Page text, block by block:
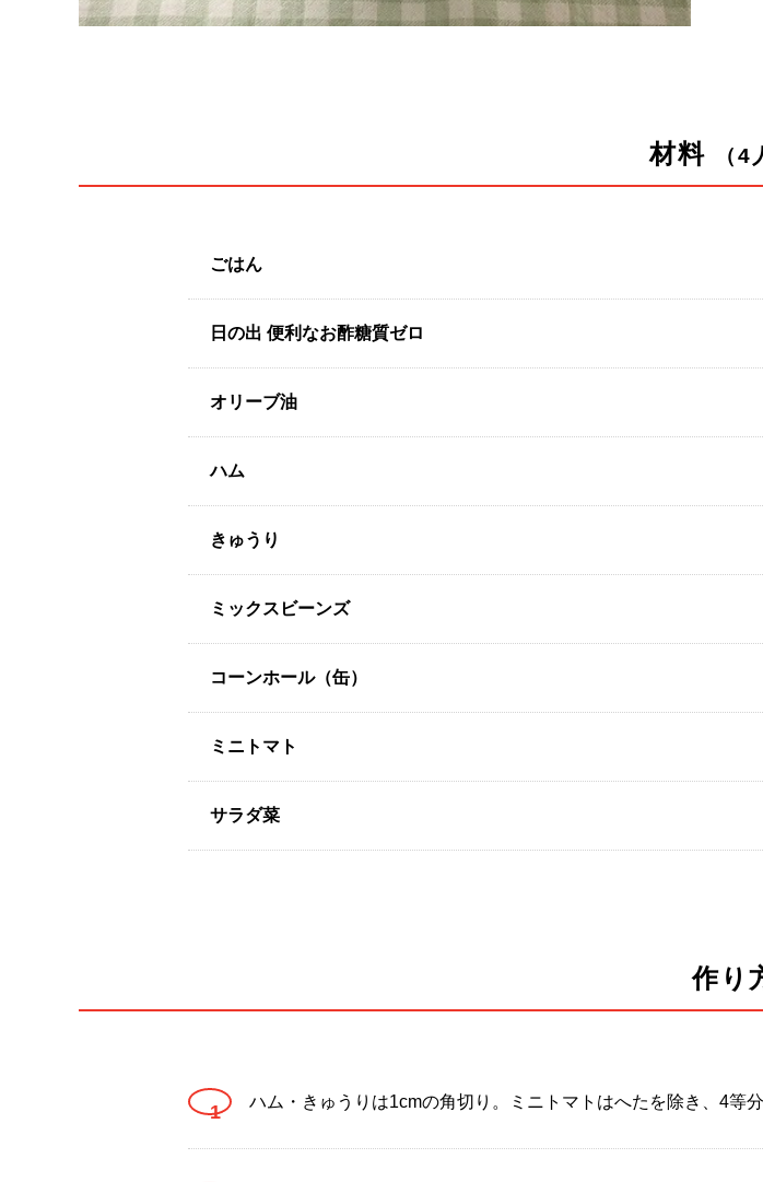
材料 （4
ごはん
日の出 便利なお酢糖質ゼロ
オリーブ油
ハム
きゅうり
ミックスビーンズ
コーンホール（缶）
ミニトマト
サラダ菜
作り
ハム・きゅうりは1cmの角切り。ミニトマトはへたを除き、4等分